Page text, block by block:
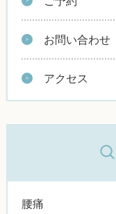
お問い合わせ
アクセス
腰痛